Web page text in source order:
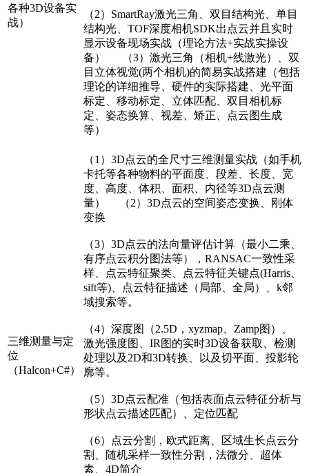
各种3D设备实
战）
（2）SmartRay激光三角、双目结构光、单目
结构光、TOF深度相机SDK出点云并且实时
显示设备现场实战（理论方法+实战实操设
备） （3）激光三角（相机+线激光）、双
目立体视觉(两个相机)的简易实战搭建（包括
理论的详细推导、硬件的实际搭建、光平面
标定、移动标定、立体匹配、双目相机标
定、姿态换算、视差、矫正、点云图生成
等）
三维测量与定
位
（Halcon+C#）
（1）3D点云的全尺寸三维测量实战（如手机
卡托等各种物料的平面度、段差、长度、宽
度、高度、体积、面积、内径等3D点云测
量） （2）3D点云的空间姿态变换、刚体
变换
（3）3D点云的法向量评估计算（最小二乘、
有序点云积分图法等），RANSAC一致性采
样、点云特征聚类、点云特征关键点(Harris、
sift等)、点云特征描述（局部、全局）、k邻
域搜索等。
（4）深度图（2.5D，xyzmap、Zamp图）、
激光强度图、IR图的实时3D设备获取、检测
处理以及2D和3D转换、以及切平面、投影轮
廓等。
（5）3D点云配准（包括表面点云特征分析与
形状点云描述匹配）、定位匹配
（6）点云分割，欧式距离、区域生长点云分
割、随机采样一致性分割，法微分、超体
素、4D简介